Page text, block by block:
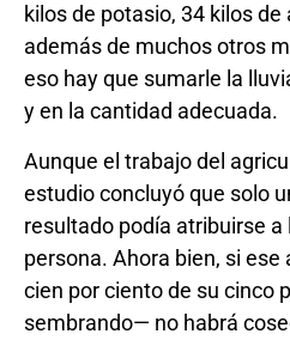
kilos de potasio, 34 kilos
además de muchos otros
eso hay que sumarle la
y en la cantidad adecuada.
Aunque el trabajo del
estudio concluyó que solo
resultado podía atribuirse a
persona. Ahora bien, si
cien por ciento de su cinco
sembrando— no habrá